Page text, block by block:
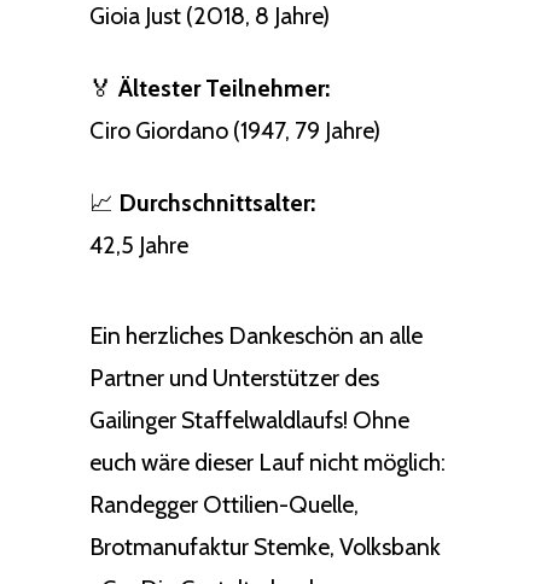
Gioia Just (2018, 8 Jahre)
🏅 Ältester Teilnehmer:
Ciro Giordano (1947, 79 Jahre)
📈 Durchschnittsalter:
42,5 Jahre
Ein herzliches Dankeschön an alle
Partner und Unterstützer des
Gailinger Staffelwaldlaufs! Ohne
euch wäre dieser Lauf nicht möglich:
Randegger Ottilien-Quelle,
Brotmanufaktur Stemke, Volksbank